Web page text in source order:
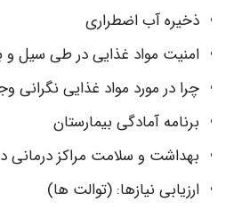
ذخیره آب اضطراری
امنیت مواد غذایی در طی سیل و
چرا در مورد مواد غذایی نگرانی
برنامه آمادگی بیمارستان
بهداشت و سلامت مراکز
ارزیابی نیازها: (توالت ها)